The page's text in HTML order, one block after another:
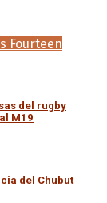
Fourteen
del rugby
M19
del Chubut